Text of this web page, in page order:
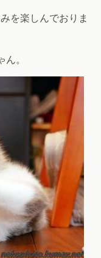
を楽しんでおりま
。